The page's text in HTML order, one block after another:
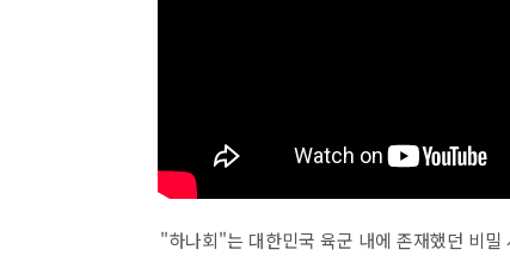
"하나회"는 대한민국 육군 내에 존재했던 비